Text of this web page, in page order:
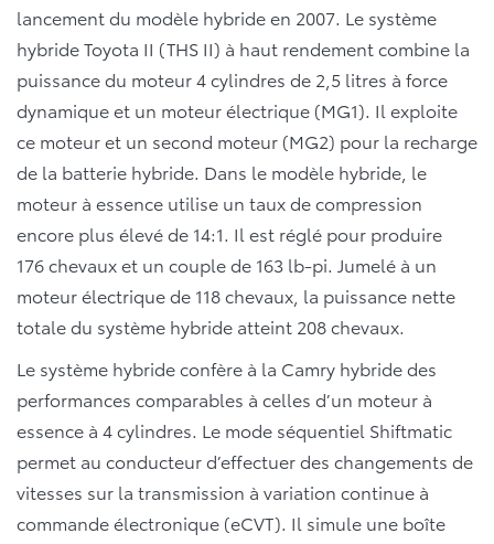
lancement du modèle hybride en 2007. Le système
hybride Toyota II (THS II) à haut rendement combine la
puissance du moteur 4 cylindres de 2,5 litres à force
dynamique et un moteur électrique (MG1). Il exploite
ce moteur et un second moteur (MG2) pour la recharge
de la batterie hybride. Dans le modèle hybride, le
moteur à essence utilise un taux de compression
encore plus élevé de 14:1. Il est réglé pour produire
176 chevaux et un couple de 163 lb-pi. Jumelé à un
moteur électrique de 118 chevaux, la puissance nette
totale du système hybride atteint 208 chevaux.
Le système hybride confère à la Camry hybride des
performances comparables à celles d’un moteur à
essence à 4 cylindres. Le mode séquentiel Shiftmatic
permet au conducteur d’effectuer des changements de
vitesses sur la transmission à variation continue à
commande électronique (eCVT). Il simule une boîte